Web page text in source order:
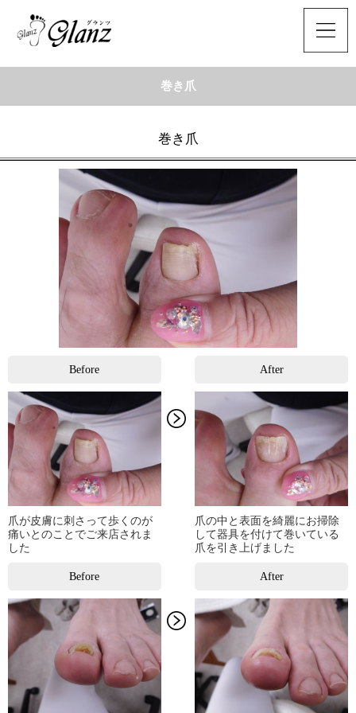
巻き爪
巻き爪
Before
爪が皮膚に刺さって歩くのが
痛いとのことでご来店されま
した
After
爪の中と表面を綺麗にお掃除
して器具を付けて巻いている
爪を引き上げました
Before After